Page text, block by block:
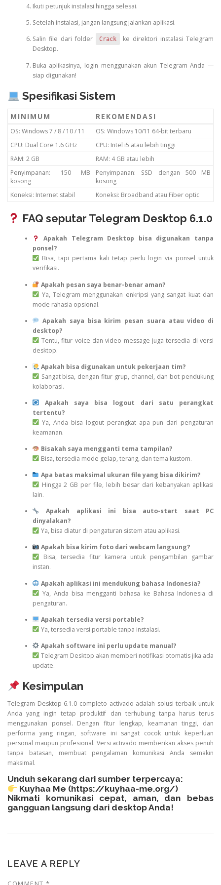
Ikuti petunjuk instalasi hingga selesai.
Setelah instalasi, jangan langsung jalankan aplikasi.
Salin file dari folder
Crack
ke direktori instalasi Telegram
Desktop.
Buka aplikasinya, login menggunakan akun Telegram Anda —
siap digunakan!
Spesifikasi Sistem
MINIMUM REKOMENDASI
OS: Windows 7 / 8 / 10 / 11
OS: Windows 10/11 64-bit terbaru
CPU: Dual Core 1.6 GHz
CPU: Intel i5 atau lebih tinggi
RAM: 2 GB
RAM: 4 GB atau lebih
Penyimpanan: 150 MB
kosong
Penyimpanan: SSD dengan 500 MB
kosong
Koneksi: Internet stabil
Koneksi: Broadband atau Fiber optic
FAQ seputar Telegram Desktop 6.1.0
Apakah Telegram Desktop bisa digunakan tanpa
ponsel?
Bisa, tapi pertama kali tetap perlu login via ponsel untuk
verifikasi.
Apakah pesan saya benar-benar aman?
Ya, Telegram menggunakan enkripsi yang sangat kuat dan
mode rahasia opsional.
Apakah saya bisa kirim pesan suara atau video di
desktop?
Tentu, fitur voice dan video message juga tersedia di versi
desktop.
Apakah bisa digunakan untuk pekerjaan tim?
Sangat bisa, dengan fitur grup, channel, dan bot pendukung
kolaborasi.
Apakah saya bisa logout dari satu perangkat
tertentu?
Ya, Anda bisa logout perangkat apa pun dari pengaturan
keamanan.
Bisakah saya mengganti tema tampilan?
Bisa, tersedia mode gelap, terang, dan tema kustom.
Apa batas maksimal ukuran file yang bisa dikirim?
Hingga 2 GB per file, lebih besar dari kebanyakan aplikasi
lain.
Apakah aplikasi ini bisa auto-start saat PC
dinyalakan?
Ya, bisa diatur di pengaturan sistem atau aplikasi.
Apakah bisa kirim foto dari webcam langsung?
Bisa, tersedia fitur kamera untuk pengambilan gambar
instan.
Apakah aplikasi ini mendukung bahasa Indonesia?
Ya, Anda bisa mengganti bahasa ke Bahasa Indonesia di
pengaturan.
Apakah tersedia versi portable?
Ya, tersedia versi portable tanpa instalasi.
Apakah software ini perlu update manual?
Telegram Desktop akan memberi notifikasi otomatis jika ada
update.
Kesimpulan
Telegram Desktop 6.1.0 completo activado adalah solusi terbaik untuk
Anda yang ingin tetap produktif dan terhubung tanpa harus terus
menggunakan ponsel. Dengan fitur lengkap, keamanan tinggi, dan
performa yang ringan, software ini sangat cocok untuk keperluan
personal maupun profesional. Versi activado memberikan akses penuh
tanpa batasan, membuat pengalaman komunikasi Anda semakin
maksimal.
Unduh sekarang dari sumber terpercaya:
Kuyhaa Me (https://kuyhaa-me.org/)
Nikmati komunikasi cepat, aman, dan bebas
gangguan langsung dari desktop Anda!
LEAVE A REPLY